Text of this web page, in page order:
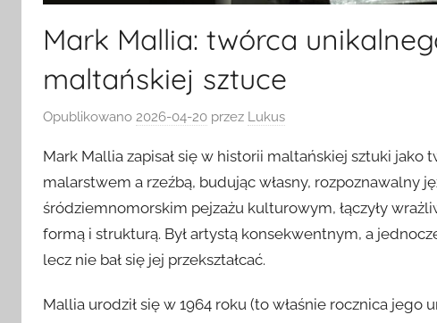
Mark Mallia: twórca
maltańskiej sztuce
Opublikowano 2026-04-20 przez Lukus
Mark Mallia zapisał się w historii maltańskiej sztuki
malarstwem a rzeźbą, budując własny, rozpoznawalny
śródziemnomorskim pejzażu kulturowym, łączyły
formą i strukturą. Był artystą konsekwentnym, a
lecz nie bał się jej przekształcać.
Mallia urodził się w 1964 roku (to właśnie rocznica